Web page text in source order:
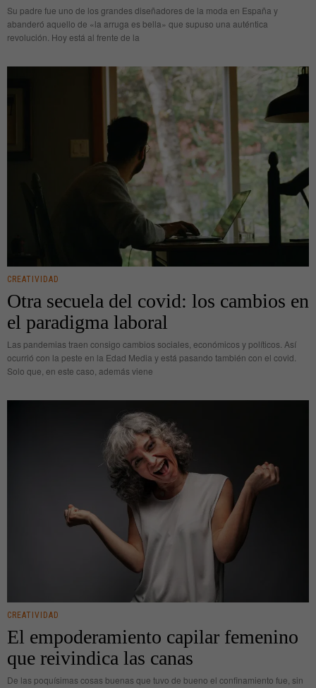
Su padre fue uno de los grandes diseñadores de la moda en España y
abanderó aquello de «la arruga es bella» que supuso una auténtica
revolución. Hoy está al frente de la
CREATIVIDAD
Otra secuela del covid: los cambios en
el paradigma laboral
Las pandemias traen consigo cambios sociales, económicos y políticos. Así
ocurrió con la peste en la Edad Media y está pasando también con el covid.
Solo que, en este caso, además viene
CREATIVIDAD
El empoderamiento capilar femenino
que reivindica las canas
De las poquísimas cosas buenas que tuvo de bueno el confinamiento fue, sin